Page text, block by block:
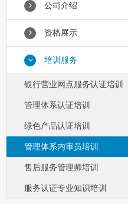
公司介绍
资格展示
培训服务
银行营业网点服务认证培训
管理体系认证培训
绿色产品认证培训
管理体系内审员培训
售后服务管理师培训
服务认证专业知识培训